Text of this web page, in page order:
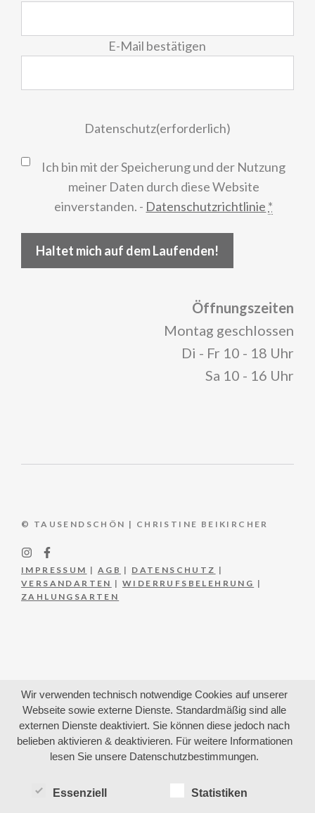
E-Mail bestätigen
Datenschutz(erforderlich)
Ich bin mit der Speicherung und der Nutzung
meiner Daten durch diese Website
einverstanden. - Datenschutzrichtlinie *
Haltet mich auf dem Laufenden!
Öffnungszeiten
Montag geschlossen
Di - Fr 10 - 18 Uhr
Sa 10 - 16 Uhr
© TAUSENDSCHÖN | CHRISTINE BEIKIRCHER
IMPRESSUM | AGB | DATENSCHUTZ |
VERSANDARTEN |WIDERRUFSBELEHRUNG |
ZAHLUNGSARTEN
Wir verwenden technisch notwendige Cookies auf unserer
Webseite sowie externe Dienste. Standardmäßig sind alle
externen Dienste deaktiviert. Sie können diese jedoch nach
belieben aktivieren & deaktivieren. Für weitere Informationen
lesen Sie unsere Datenschutzbestimmungen.
Essenziell Statistiken